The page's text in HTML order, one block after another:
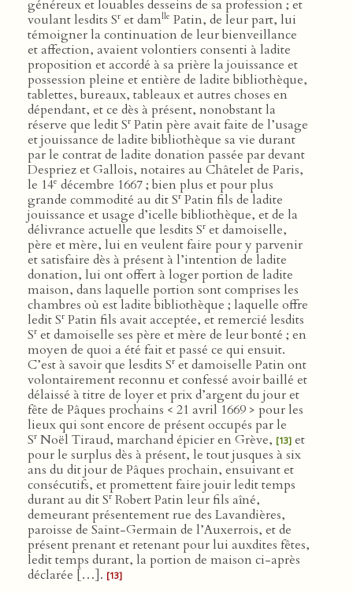
généreux et louables desseins de sa profession ; et
voulant lesdits Sr et damlle Patin, de leur part, lui
témoigner la continuation de leur bienveillance
et affection, avaient volontiers consenti à ladite
proposition et accordé à sa prière la jouissance et
possession pleine et entière de ladite bibliothèque,
tablettes, bureaux, tableaux et autres choses en
dépendant, et ce dès à présent, nonobstant la
réserve que ledit Sr Patin père avait faite de l’usage
et jouissance de ladite bibliothèque sa vie durant
par le contrat de ladite donation passée par devant
Despriez et Gallois, notaires au Châtelet de Paris,
le 14e décembre 1667 ; bien plus et pour plus
grande commodité au dit Sr Patin fils de ladite
jouissance et usage d’icelle bibliothèque, et de la
délivrance actuelle que lesdits Sr et damoiselle,
père et mère, lui en veulent faire pour y parvenir
et satisfaire dès à présent à l’intention de ladite
donation, lui ont offert à loger portion de ladite
maison, dans laquelle portion sont comprises les
chambres où est ladite bibliothèque ; laquelle offre
ledit Sr Patin fils avait acceptée, et remercié lesdits
Sr et damoiselle ses père et mère de leur bonté ; en
moyen de quoi a été fait et passé ce qui ensuit.
C’est à savoir que lesdits Sr et damoiselle Patin ont
volontairement reconnu et confessé avoir baillé et
délaissé à titre de loyer et prix d’argent du jour et
fête de Pâques prochains < 21 avril 1669 > pour les
lieux qui sont encore de présent occupés par le
Sr Noël Tiraud, marchand épicier en Grève, [13] et
pour le surplus dès à présent, le tout jusques à six
ans du dit jour de Pâques prochain, ensuivant et
consécutifs, et promettent faire jouir ledit temps
durant au dit Sr Robert Patin leur fils aîné,
demeurant présentement rue des Lavandières,
paroisse de Saint-Germain de l’Auxerrois, et de
présent prenant et retenant pour lui auxdites fêtes,
ledit temps durant, la portion de maison ci-après
déclarée […]. [13]